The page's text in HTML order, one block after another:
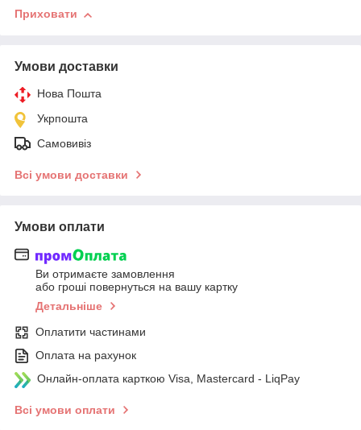
Приховати
Умови доставки
Нова Пошта
Укрпошта
Самовивіз
Всі умови доставки
Умови оплати
Ви отримаєте замовлення
або гроші повернуться на вашу картку
Детальніше
Оплатити частинами
Оплата на рахунок
Онлайн-оплата карткою Visa, Mastercard - LiqPay
Всі умови оплати